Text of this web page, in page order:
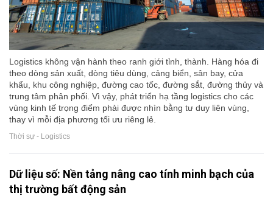
Logistics không vận hành theo ranh giới tỉnh, thành. Hàng hóa đi
theo dòng sản xuất, dòng tiêu dùng, cảng biển, sân bay, cửa
khẩu, khu công nghiệp, đường cao tốc, đường sắt, đường thủy và
trung tâm phân phối. Vì vậy, phát triển hạ tầng logistics cho các
vùng kinh tế trọng điểm phải được nhìn bằng tư duy liên vùng,
thay vì mỗi địa phương tối ưu riêng lẻ.
Thời sự - Logistics
Dữ liệu số: Nền tảng nâng cao tính minh bạch của
thị trường bất động sản